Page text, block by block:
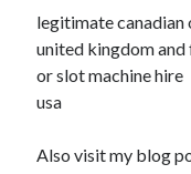
legitimate canadian
united kingdom
or slot machine hire
usa
Also visit my blog